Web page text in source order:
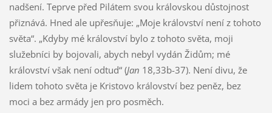
nadšení. Teprve před Pilátem svou královskou důstojnost
přiznává. Hned ale upřesňuje: „Moje království není z tohoto
světa“. „Kdyby mé království bylo z tohoto světa, moji
služebníci by bojovali, abych nebyl vydán Židům; mé
království však není odtud“ (Jan 18,33b-37). Není divu, že
lidem tohoto světa je Kristovo království bez peněz, bez
moci a bez armády jen pro posměch.